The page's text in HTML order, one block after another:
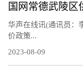
华声在线讯(通讯员：
价政策...
2023-08-09